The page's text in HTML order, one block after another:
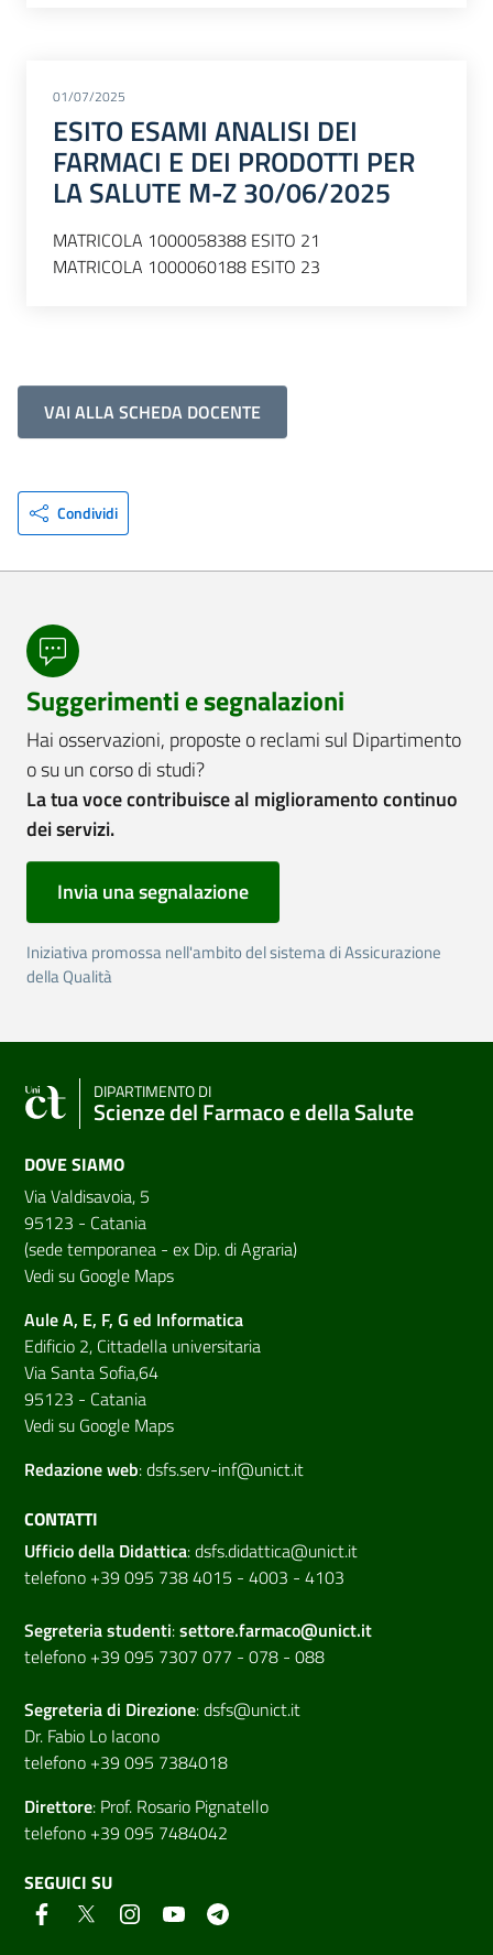
01/07/2025
ESITO ESAMI ANALISI DEI
FARMACI E DEI PRODOTTI PER
LA SALUTE M-Z 30/06/2025
MATRICOLA 1000058388 ESITO 21
MATRICOLA 1000060188 ESITO 23
VAI ALLA SCHEDA DOCENTE
Condividi
Suggerimenti e segnalazioni
Hai osservazioni, proposte o reclami sul Dipartimento
o su un corso di studi?
La tua voce contribuisce al miglioramento continuo
dei servizi.
Invia una segnalazione
Iniziativa promossa nell'ambito del sistema di Assicurazione
della Qualità
DIPARTIMENTO DI
Scienze del Farmaco e della Salute
DOVE SIAMO
Via Valdisavoia, 5
95123 - Catania
(sede temporanea - ex Dip. di Agraria)
Vedi su Google Maps
Aule A, E, F, G ed Informatica
Edificio 2, Cittadella universitaria
Via Santa Sofia,64
95123 - Catania
Vedi su Google Maps
Redazione web:dsfs.serv-inf@unict.it
CONTATTI
Ufficio della Didattica:dsfs.didattica@unict.it
telefono +39 095 738 4015 - 4003 - 4103
Segreteria studenti:settore.farmaco@unict.it
telefono +39 095 7307 077 - 078 - 088
Segreteria di Direzione:dsfs@unict.it
Dr. Fabio Lo Iacono
telefono +39 095 7384018
Direttore: Prof. Rosario Pignatello
telefono +39 095 7484042
SEGUICI SU